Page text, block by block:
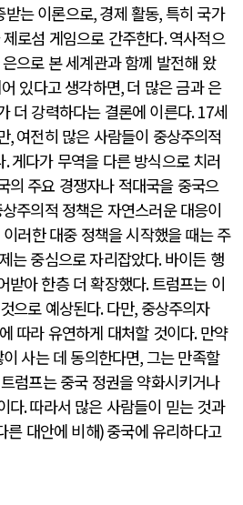
받는 이론으로,경제 활동,특히 국가
로섬 게임으로 간주한다.역사적으
으로 본 세계관과 함께 발전해 왔
있다고 생각하면,더 많은 금과 은
더 강력하다는 결론에 이른다. 17세
,여전히 많은 사람들이 중상주의적
.게다가 무역을 다른 방식으로 치러
의 주요 경쟁자나 적대국을 중국으
주의적 정책은 자연스러운 대응이
이러한 대중 정책을 시작했을 때는 주
는 중심으로 자리잡았다.바이든 행
받아 한층 더 확장했다.트럼프는 이
으로 예상된다.다만, 중상주의자
따라 유연하게 대처할 것이다.만약
사는 데 동의한다면,그는 만족할
트럼프는 중국 정권을 약화시키거나
다.따라서 많은 사람들이 믿는 것과
른 대안에 비해)중국에 유리하다고